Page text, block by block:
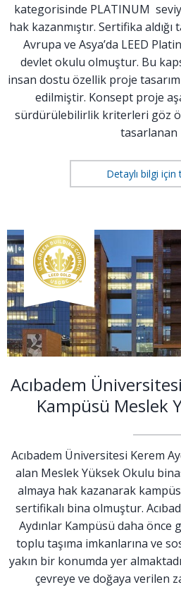
kategorisinde PLATINUM
hak kazanmıştır. Sertifika
Avrupa ve Asya’da LEED
devlet okulu olmuştur. Bu
insan dostu özellik proje
edilmiştir. Konsept proje
sürdürülebilirlik kriterleri göz
tasarlanan
Detaylı bilgi için
Acıbadem
Kampüsü Meslek
Acıbadem Üniversitesi Kerem
alan Meslek Yüksek Okulu
almaya hak kazanarak
sertifikalı bina olmuştur.
Aydınlar Kampüsü daha önce
toplu taşıma imkanlarına ve
yakın bir konumda yer
çevreye ve doğaya verilen